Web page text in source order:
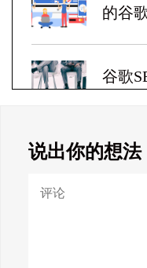
的谷
谷歌
说出你的想法